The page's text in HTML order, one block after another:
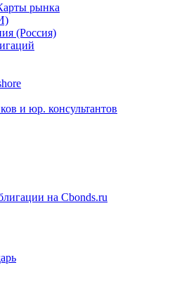
рынка
(Россия)
и юр. консультантов
на Cbonds.ru